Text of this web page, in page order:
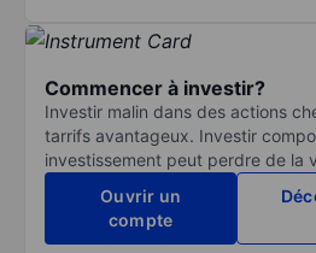
Commencer à investir?
Investir malin dans des actions
tarrifs avantageux. Investir
investissement peut perdre de la
Ouvrir un
compte